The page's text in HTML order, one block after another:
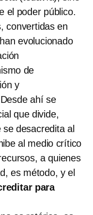
el poder público.
convertidas en
evolucionado
de
y
ahí se
que divide,
desacredita al
al medio crítico
a quienes
es método, y el
para